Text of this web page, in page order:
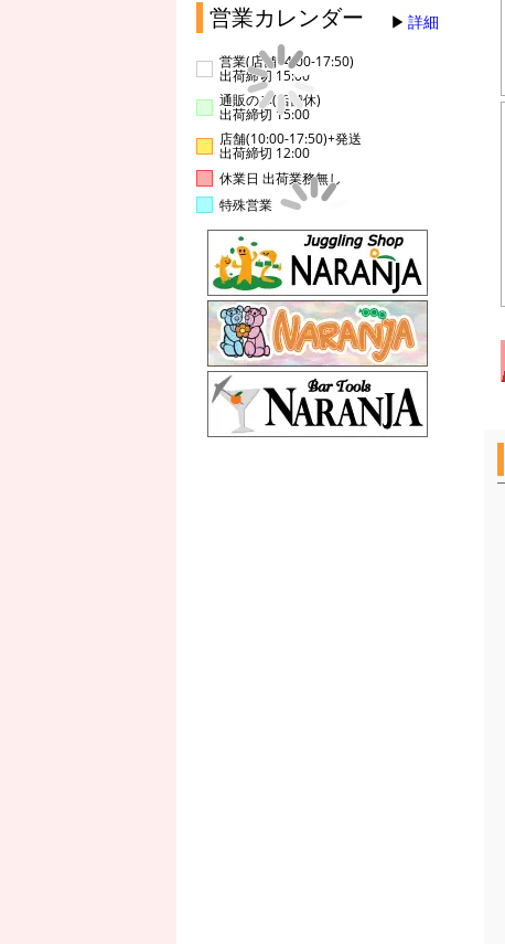
営業カレンダー 詳細
営業(店舗14:00-17:50)
出荷締切 15:00
通販のみ(店舗休)
出荷締切 15:00
店舗(10:00-17:50)+発送
出荷締切 12:00
休業日 出荷業務無し
特殊営業